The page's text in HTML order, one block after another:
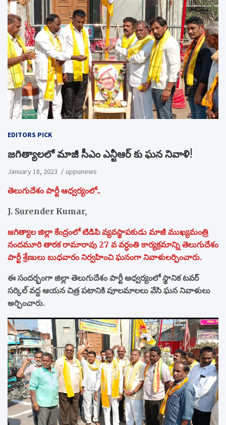
EDITORS PICK
జగిత్యాలలో మాజీ సీఎం ఎన్టీఆర్ కు ఘన నివాళి!
January 18, 2023 uppunews
తెలుగుదేశం పార్టీ ఆధ్వర్యంలో..
J. Surender Kumar,
జగిత్యాల జిల్లా కేంద్రంలో టిడిపి వ్యవస్థాపకుడు మాజీ ముఖ్యమంత్రి
నందమూరి తారక రామారావు 27 వ వర్ధంతి కార్యక్రమాన్ని తెలుగుదేశం
పార్టీ శ్రేణులు బుధవారం నిర్వహించి ఘనంగా నివాళులర్పించారు.
ఈ సందర్భంగా జిల్లా తెలుగుదేశం పార్టీ ఆధ్వర్యంలో స్థానిక టవర్
సర్కిల్ వద్ద ఆయన చిత్ర పటానికి పూలమాలలు వేసి ఘన నివాళులు
అర్పించారు.